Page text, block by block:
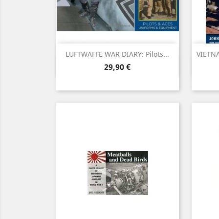
LUFTWAFFE WAR DIARY: Pilots...
Preu
29,90 €
Vista ràpida